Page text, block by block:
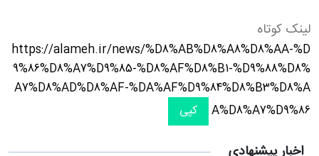
لینک کوتاه
https://alameh.ir/news/%D8%AB%D8%A8%D8%AA-%D
9%86%D8%A7%D9%85-%D8%AF%D8%B1-%D9%88%D8%
A7%D8%AD%D8%AF-%DA%AF%D9%84%D8%B3%D8%A
A%D8%A7%D9%86
کپی
اخبار پیشنهادی